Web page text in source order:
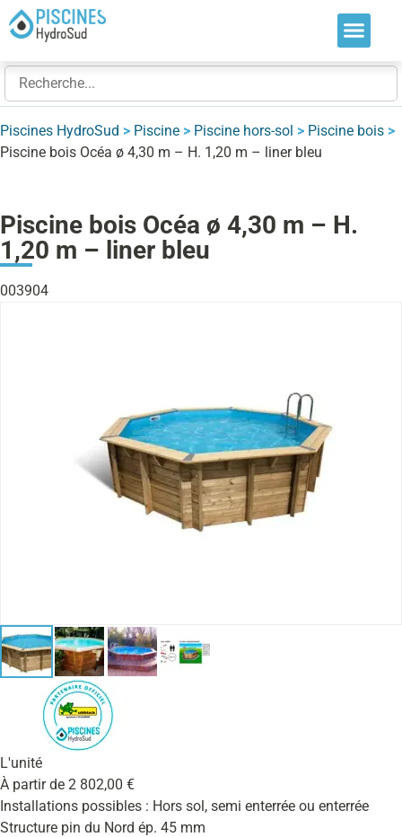
Piscines HydroSud > Piscine > Piscine hors-sol > Piscine bois >
Piscine bois Océa ø 4,30 m – H. 1,20 m – liner bleu
Piscine bois Océa ø 4,30 m – H.
1,20 m – liner bleu
003904
L'unité
À partir de 2 802,00 €
Installations possibles : Hors sol, semi enterrée ou enterrée
Structure pin du Nord ép. 45 mm